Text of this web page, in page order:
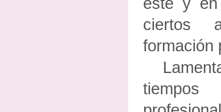
ciertos
formación